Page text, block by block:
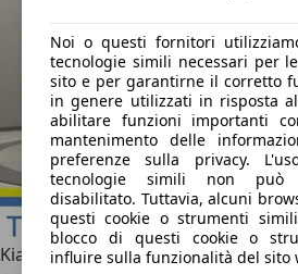
Kia Sportage1.6 CRDi MHEV DCT
Noi o questi fornitori
tecnologie simili necessari per
sito e per garantirne il corretto
in genere utilizzati in risposta
abilitare funzioni importanti
mantenimento delle
preferenze sulla privacy.
tecnologie simili non può
disabilitato. Tuttavia, alcuni
questi cookie o strumenti
blocco di questi cookie o
influire sulla funzionalità del sito